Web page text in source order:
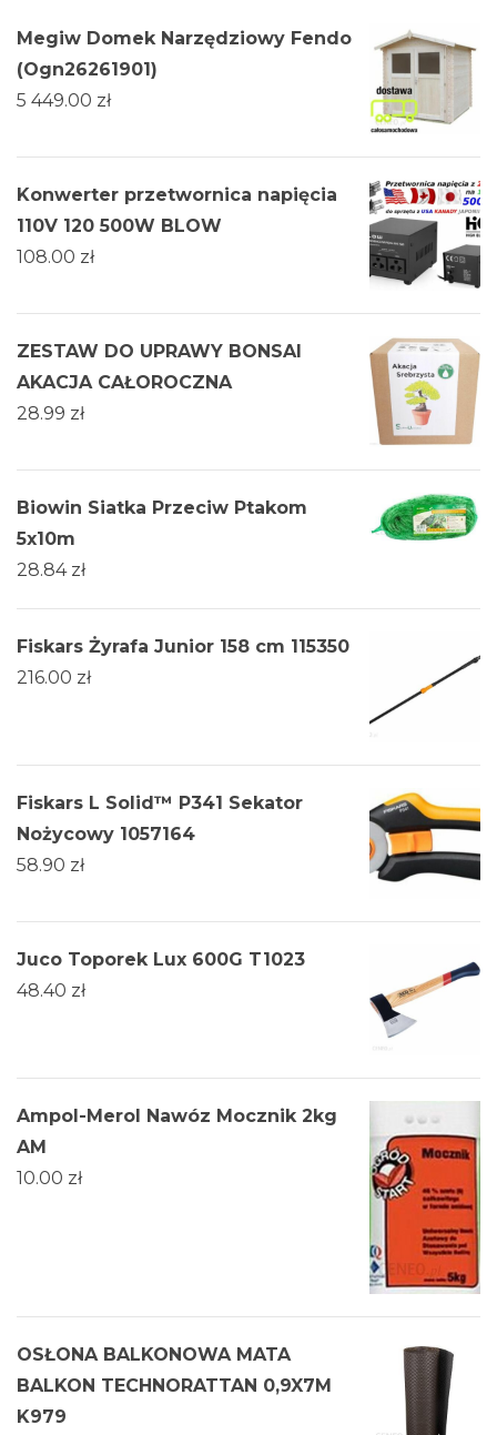
Megiw Domek Narzędziowy Fendo
(Ogn26261901)
5 449.00 zł
Konwerter przetwornica napięcia
110V 120 500W BLOW
108.00 zł
ZESTAW DO UPRAWY BONSAI
AKACJA CAŁOROCZNA
28.99 zł
Biowin Siatka Przeciw Ptakom
5x10m
28.84 zł
Fiskars Żyrafa Junior 158 cm 115350
216.00 zł
Fiskars L Solid™ P341 Sekator
Nożycowy 1057164
58.90 zł
Juco Toporek Lux 600G T1023
48.40 zł
Ampol-Merol Nawóz Mocznik 2kg
AM
10.00 zł
OSŁONA BALKONOWA MATA
BALKON TECHNORATTAN 0,9X7M
K979